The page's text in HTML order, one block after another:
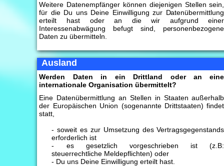
Weitere Datenempfänger können diejenigen Stellen sein,
für die Du uns Deine Einwilligung zur Datenübermittlung
erteilt hast oder an die wir aufgrund einer
Interessenabwägung befugt sind, personenbezogene
Daten zu übermitteln.
Ausland
Werden Daten in ein Drittland oder an eine
internationale Organisation übermittelt?
Eine Datenübermittlung an Stellen in Staaten außerhalb
der Europäischen Union (sogenannte Drittstaaten) findet
statt,
- soweit es zur Umsetzung des Vertragsgegenstands
erforderlich ist
- es gesetzlich vorgeschrieben ist (z.B:
steuerrechtliche Meldepflichten) oder
- Du uns Deine Einwilligung erteilt hast.